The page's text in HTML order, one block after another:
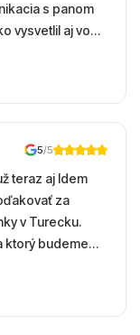
s panom
vysvetlil aj vo
Hotel
more,
5/5
teraz aj Idem
za
v Turecku.
ktorý budeme
zájazdu, cez